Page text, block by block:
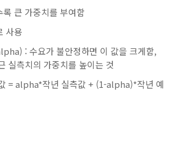
록 큰 가중치를 부여함
사용
: 수요가 불안정하면 이 값을 크게함,
실측치의 가중치를 높이는 것
= alpha*작년 실측값 + (1-alpha)*작년 예